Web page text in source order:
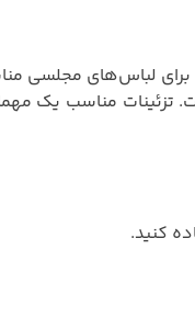
لباس‌های مجلسی
تزئینات مناسب یک
کنید.